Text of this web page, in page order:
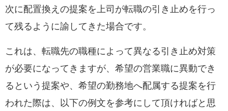
次に配置換えの提案を上司が転職の引き止めを行っ
て残るように諭してきた場合です。
これは、転職先の職種によって異なる引き止め対策
が必要になってきますが、 希望の営業職に異動でき
るという提案や、希望の勤務地へ配属する提案を行
われた際は、以下の例文を参考にして頂ければと思